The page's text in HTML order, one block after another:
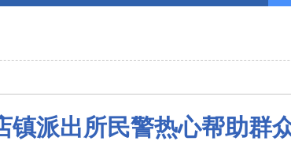
镇派出所民警热心帮助群